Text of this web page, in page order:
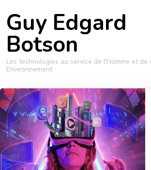
Guy Edgard
Botson
Les technologies au service de l'Homme et de
Environnement